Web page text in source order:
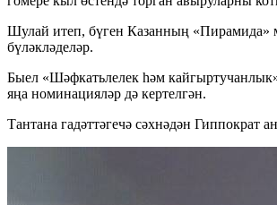
Шулай итеп, бүген Казанның «Пирамида»
бүләкләделәр.
Быел «Шәфкатьлелек һәм
яңа номинацияләр дә кертелгән.
Тантана гадәттәгечә сәхнәдән